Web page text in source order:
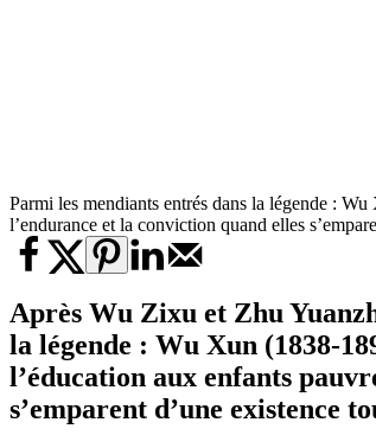
Parmi les mendiants entrés dans la légende :
l’endurance et la conviction quand elles
Après Wu Zixu et Zhu
la légende : Wu Xun (1838-
l’éducation aux enfants
s’emparent d’une existence